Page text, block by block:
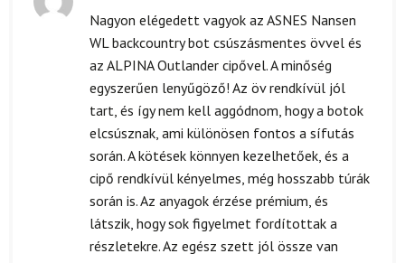
Értékelés:
Nagyon elégedett vagyok az ASNES Nansen
WL backcountry bot csúszásmentes övvel és
az ALPINA Outlander cipővel. A minőség
egyszerűen lenyűgöző! Az öv rendkívül jól
tart, és így nem kell aggódnom, hogy a botok
elcsúsznak, ami különösen fontos a sífutás
során. A kötések könnyen kezelhetőek, és a
cipő rendkívül kényelmes, még hosszabb túrák
során is. Az anyagok érzése prémium, és
látszik, hogy sok figyelmet fordítottak a
részletekre. Az egész szett jól össze van